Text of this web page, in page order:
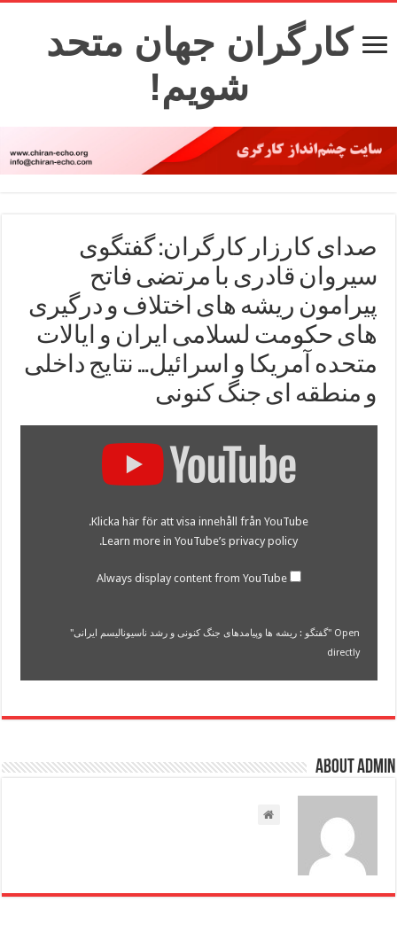
کارگران جهان متحد
شویم!
صدای کارزار کارگران: گفتگوی
سیروان قادری با مرتضی فاتح
پیرامون ریشه های اختلاف و درگیری
های حکومت لسلامی ایران و ایالات
متحده آمریکا و اسرائیل… نتایج داخلی
و منطقه ای جنگ کنونی
Klicka här för att visa innehåll från YouTube.
Learn more inYouTube’s privacy policy
.
Always display content from YouTube
Open "گفتگو : ریشه ها وپیامدهای جنگ کنونی و رشد ناسیونالیسم ایرانی"
directly
About admin